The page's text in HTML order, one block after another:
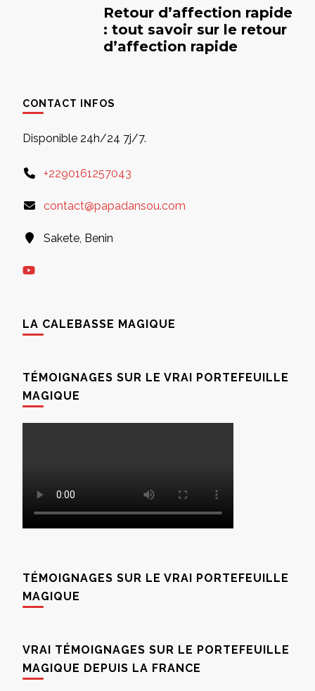
Retour d’affection rapide
: tout savoir sur le retour
d’affection rapide
CONTACT INFOS
Disponible 24h/24 7j/7.
+2290161257043
contact@papadansou.com
Sakete, Benin
LA CALEBASSE MAGIQUE
TÉMOIGNAGES SUR LE VRAI PORTEFEUILLE
MAGIQUE
TÉMOIGNAGES SUR LE VRAI PORTEFEUILLE
MAGIQUE
VRAI TÉMOIGNAGES SUR LE PORTEFEUILLE
MAGIQUE DEPUIS LA FRANCE